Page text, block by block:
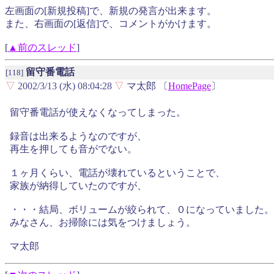
左画面の[新規投稿]で、新規の発言が出来ます。
また、右画面の[返信]で、コメントがかけます。
[ ▲前のスレッド]
[118] 留守番電話
▽ 2002/3/13 (水) 08:04:28 ▽ マ太郎 〔HomePage〕
留守番電話が使えなくなってしまった。
録音は出来るようなのですが、
再生を押しても音がでない。
１ヶ月くらい、電話が壊れているということで、
家族が納得していたのですが、
・・・結局、ボリュームが絞られて、０になっていました。
みなさん、お掃除には気をつけましょう。
マ太郎